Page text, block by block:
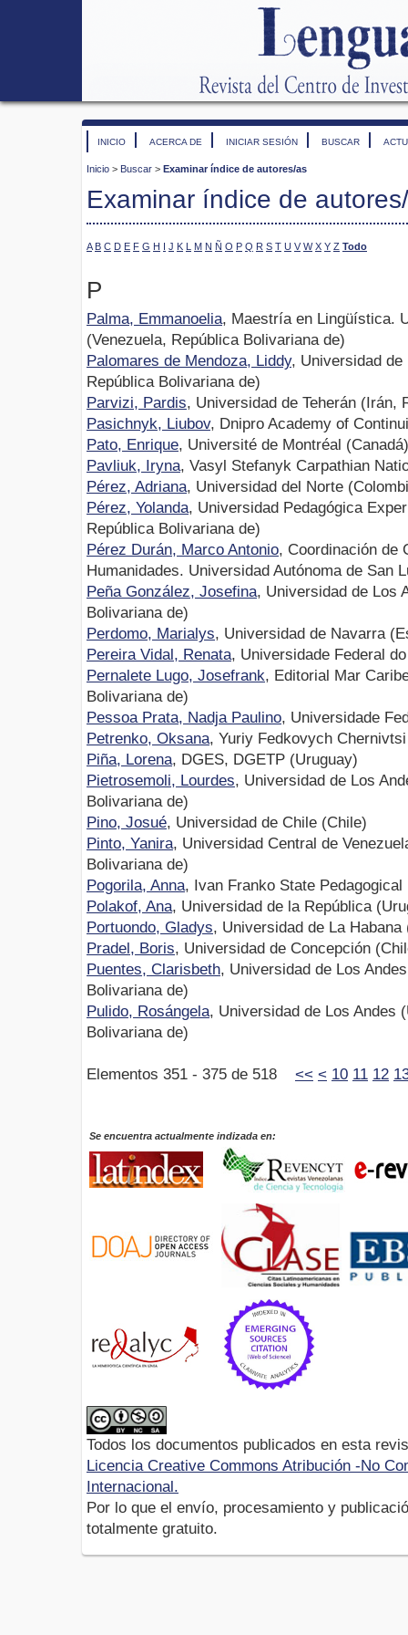
INICIO ACERCA DE INICIAR SESIÓN BUSCAR
Inicio > Buscar > Examinar índice de autores/as
Examinar índice de
A B C D E F G H I J K L M N Ñ O P Q R S T U V W X Y Z Todo
P
Palma, Emmanoelia, Maestría en Lingüística.
(Venezuela, República Bolivariana de)
Palomares de Mendoza, Liddy, Universidad de
República Bolivariana de)
Parvizi, Pardis, Universidad de Teherán (Irán,
Pasichnyk, Liubov, Dnipro Academy of
Pato, Enrique, Université de Montréal (Canadá)
Pavliuk, Iryna, Vasyl Stefanyk Carpathian
Pérez, Adriana, Universidad del Norte
Pérez, Yolanda, Universidad Pedagógica
República Bolivariana de)
Pérez Durán, Marco Antonio, Coordinación de
Humanidades. Universidad Autónoma de San
Peña González, Josefina, Universidad de Los
Bolivariana de)
Perdomo, Marialys, Universidad de Navarra
Pereira Vidal, Renata, Universidade Federal
Pernalete Lugo, Josefrank, Editorial Mar
Bolivariana de)
Pessoa Prata, Nadja Paulino, Universidade
Petrenko, Oksana, Yuriy Fedkovych
Piña, Lorena, DGES, DGETP (Uruguay)
Pietrosemoli, Lourdes, Universidad de Los
Bolivariana de)
Pino, Josué, Universidad de Chile (Chile)
Pinto, Yanira, Universidad Central de
Bolivariana de)
Pogorila, Anna, Ivan Franko State
Polakof, Ana, Universidad de la República
Portuondo, Gladys, Universidad de La Habana
Pradel, Boris, Universidad de Concepción
Puentes, Clarisbeth, Universidad de Los
Bolivariana de)
Pulido, Rosángela, Universidad de Los Andes
Bolivariana de)
Elementos 351 - 375 de 518 << < 10 11 12
Se encuentra actualmente indizada en:
Todos los documentos publicados en esta
Licencia Creative Commons Atribución -No
Internacional.
Por lo que el envío, procesamiento y
totalmente gratuito.